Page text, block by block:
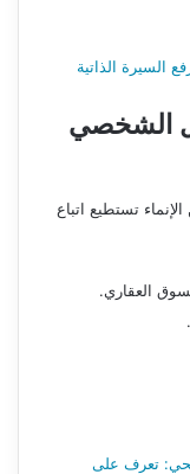
السيرة الذاتية
الشخصي
تستطيع اتباع
العقاري.
تعرف على